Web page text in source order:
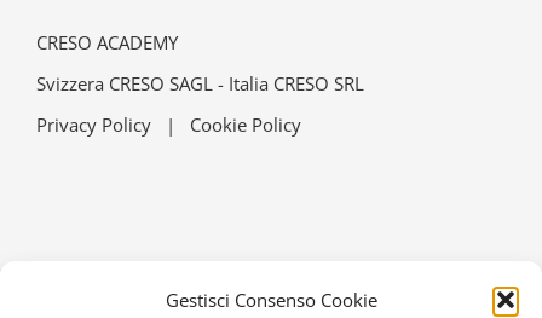
Gestisci Consenso Cookie
CRESO ACADEMY
Svizzera CRESO SAGL - Italia CRESO SRL
Privacy Policy | Cookie Policy